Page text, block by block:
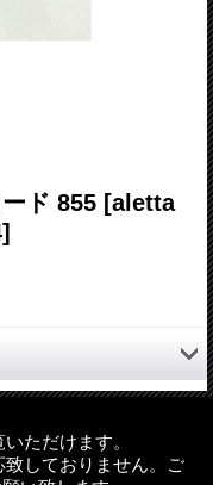
ド 855 [aletta
（POP-UP）が入荷。
森でのエッグハントを
ただけます。
しておりません。ご